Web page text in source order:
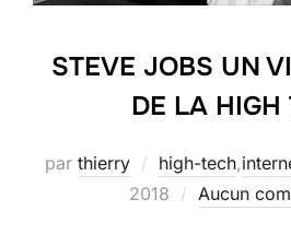
STEVE JOBS UN
DE LA HIGH
par thierry high-tech,
2018
Aucun